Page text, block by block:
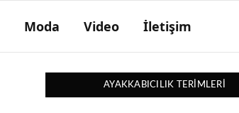
Moda Video İletişim
AYAKKABICILIK TERIMLERI